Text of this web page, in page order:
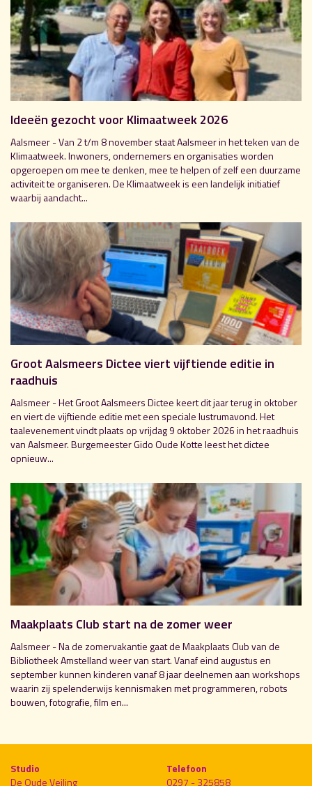
Ideeën gezocht voor Klimaatweek 2026
Aalsmeer - Van 2 t/m 8 november staat Aalsmeer in het teken van de
Klimaatweek. Inwoners, ondernemers en organisaties worden
opgeroepen om mee te denken, mee te helpen of zelf een duurzame
activiteit te organiseren. De Klimaatweek is een landelijk initiatief
waarbij aandacht...
Groot Aalsmeers Dictee viert vijftiende editie in
raadhuis
Aalsmeer - Het Groot Aalsmeers Dictee keert dit jaar terug in oktober
en viert de vijftiende editie met een speciale lustrumavond. Het
taalevenement vindt plaats op vrijdag 9 oktober 2026 in het raadhuis
van Aalsmeer. Burgemeester Gido Oude Kotte leest het dictee
opnieuw...
Maakplaats Club start na de zomer weer
Aalsmeer - Na de zomervakantie gaat de Maakplaats Club van de
Bibliotheek Amstelland weer van start. Vanaf eind augustus en
september kunnen kinderen vanaf 8 jaar deelnemen aan workshops
waarin zij spelenderwijs kennismaken met programmeren, robots
bouwen, fotografie, film en...
Studio
De Oude Veiling
Telefoon
0297 - 325858